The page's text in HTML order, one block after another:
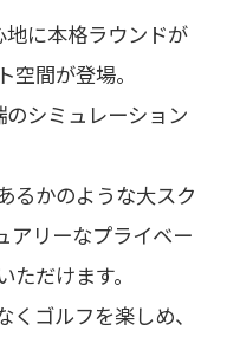
に本格ラウンドが
間が登場。
シミュレーション
るかのような大スク
アリーなプライベー
だけます。
ゴルフを楽しめ、